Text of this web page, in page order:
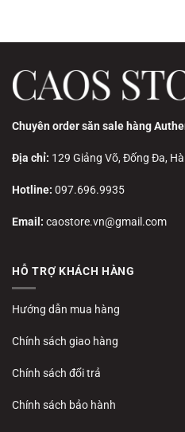
Chuyên order săn sale hàng
Địa chỉ: 129 Giảng Võ, Đống Đa,
Hotline: 097.696.9935
Email: caostore.vn@gmail.com
HỖ TRỢ KHÁCH HÀNG
Hướng dẫn mua hàng
Chính sách giao hàng
Chính sách đổi trả
Chính sách bảo hành